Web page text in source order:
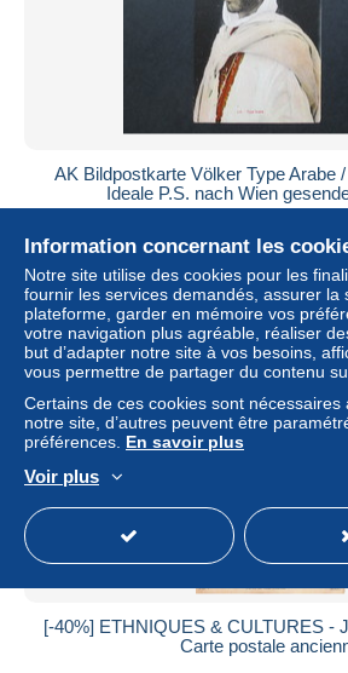
AK Bildpostkarte Völker Type Arabe
Ideale P.S. nach Wien
Statut
[-40%] ETHNIQUES & CULTURES -
Carte postale
Information concernant les
Notre site utilise des cookies pour les
fournir les services demandés, assurer la
plateforme, garder en mémoire vos
votre navigation plus agréable, réaliser
but d’adapter notre site à vos besoins,
vous permettre de partager du contenu
Certains de ces cookies sont
notre site, d’autres peuvent être
préférences. En savoir plus
Voir plus